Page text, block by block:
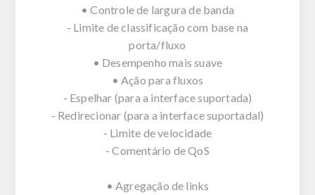
• Controle de largura de banda
- Limite de classificação com base na
porta/fluxo
• Desempenho mais suave
• Ação para fluxos
- Espelhar (para a interface suportada)
- Redirecionar (para a interface suportadal)
- Limite de velocidade
- Comentário de QoS
• Agregação de links